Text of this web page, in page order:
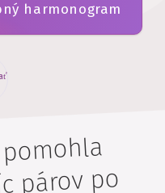
harmonogram